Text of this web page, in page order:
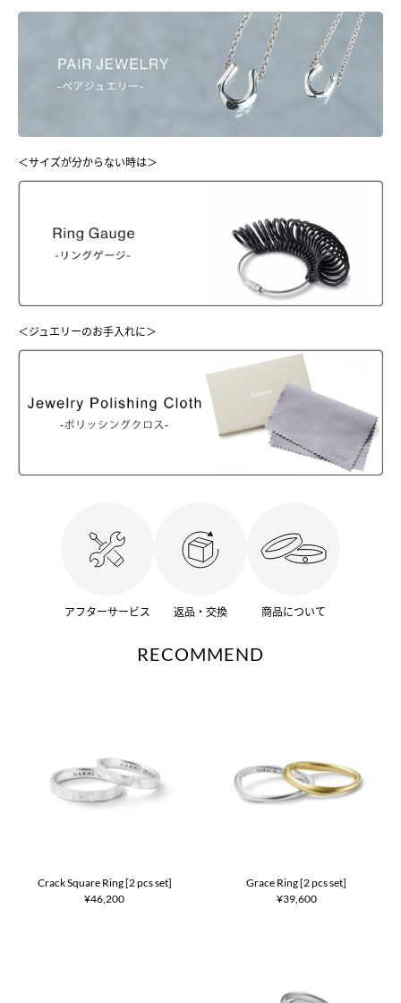
＜サイズが分からない時は＞
＜ジュエリーのお手入れに＞
アフターサービス 返品・交換 商品について
RECOMMEND
Crack Square Ring [2 pcs set]
¥46,200
Grace Ring [2 pcs set]
¥39,600